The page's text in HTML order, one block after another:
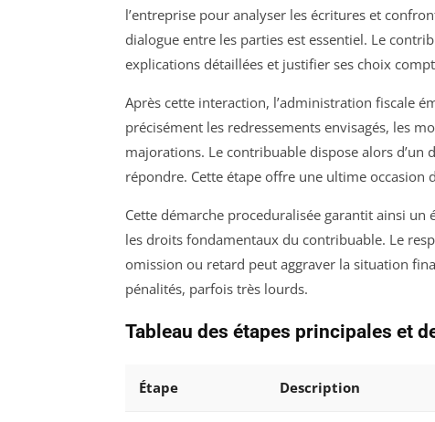
l’entreprise pour analyser les écritures et
dialogue entre les parties est essentiel. Le
explications détaillées et justifier ses choix
Après cette interaction, l’administration fiscale
précisément les redressements envisagés, les
majorations. Le contribuable dispose alors
répondre. Cette étape offre une ultime
Cette démarche proceduralisée garantit ainsi
les droits fondamentaux du contribuable. Le
omission ou retard peut aggraver la situation
pénalités, parfois très lourds.
Tableau des étapes principales et
Étape Description